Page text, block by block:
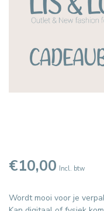
€10,00 Incl. btw
Wordt mooi voor je